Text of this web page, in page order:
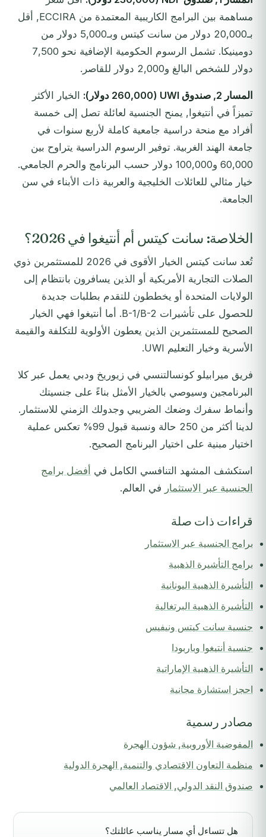
مساهمة بين البرامج الكاريبية المعتمدة من ECCIRA, أقل
بـ20,000 دولار من سانت كيتس وبـ5,000 دولار من
دومينيكا. تشمل الرسوم الحكومية الإضافية نحو 7,500
دولار للشخص البالغ و2,000 دولار للقاصر.
المسار 2, صندوق UWI (260,000 دولار):
الخيار الأكثر
تميزاً في أنتيغوا, يمنح الجنسية لعائلة تصل إلى خمسة
أفراد مع منحة دراسية جامعية كاملة لأربع سنوات في
جامعة الهند الغربية. توفير الرسوم الدراسية يتراوح بين
60,000 و100,000 دولار حسب البرنامج والحرم الجامعي.
خيار مثالي للعائلات الخليجية والعربية ذات الأبناء في سن
الجامعة.
الخلاصة: سانت كيتس أم أنتيغوا في 2026؟
تُعد سانت كيتس الخيار الأقوى في 2026 للمستثمرين ذوي
الصلات التجارية الأمريكية أو الذين يسافرون بانتظام إلى
الولايات المتحدة أو يخططون للتقدم بطلبات جديدة
للحصول على تأشيرات B-1/B-2. أما أنتيغوا فهي الخيار
الصحيح للمستثمرين الذين يعطون الأولوية للتكلفة والقيمة
الأسرية وخيار التعليم UWI.
فريق ميرابيلو كونسالتنسي في زيوريخ ودبي يعمل عبر كلا
البرنامجين وسيوصي بالخيار الأمثل بناءً على جنسيتك
وأنماط سفرك وضعك الضريبي وجدولك الزمني للاستثمار.
لدينا أكثر من 250 حالة ونسبة قبول 99% تعكس عملية
اختيار مبنية على اختيار البرنامج الصحيح.
استكشف المشهد التنافسي الكامل في أفضل برامج
الجنسية عبر الاستثمار في العالم.
قراءات ذات صلة
برامج الجنسية عبر الاستثمار
برامج التأشيرة الذهبية
التأشيرة الذهبية اليونانية
التأشيرة الذهبية البرتغالية
جنسية سانت كيتس ونيفيس
جنسية أنتيغوا وباربودا
التأشيرة الذهبية الإماراتية
احجز استشارة مجانية
مصادر رسمية
المفوضية الأوروبية, شؤون الهجرة
منظمة التعاون الاقتصادي والتنمية, الهجرة الدولية
صندوق النقد الدولي, الاقتصاد العالمي
هل تتساءل أي مسار يناسب عائلتك؟